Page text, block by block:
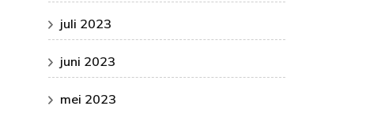
juli 2023
juni 2023
mei 2023